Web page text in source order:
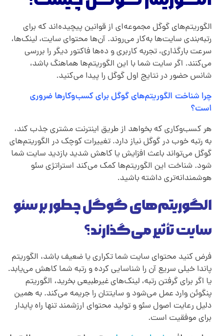
ئ
و
الگوریتم‌های گوگل مجموعه‌ای از قوانین پیچیده‌اند که برای
رتبه‌بندی سایت‌ها به‌کار می‌روند. آن‌ها محتوای سایت، لینک‌ها،
سرعت بارگذاری، تجربه کاربری و ده‌ها فاکتور دیگر را بررسی
می‌کنند. اگر سایت شما با این الگوریتم‌ها هماهنگ باشد،
شانس حضور در نتایج اول گوگل را پیدا می‌کنید.
چرا شناخت الگوریتم‌های گوگل برای کسب‌وکارها ضروری
است؟
هر کسب‌وکاری که بخواهد از طریق اینترنت مشتری جذب کند،
به رتبه خوب در گوگل نیاز دارد. تغییرات کوچک در الگوریتم‌های
گوگل می‌تواند باعث افزایش یا کاهش شدید بازدید سایت شما
شود. شناخت این الگوریتم‌ها کمک می‌کند استراتژی سئو
هوشمندانه‌تری داشته باشید.
الگوریتم‌های گوگل چطور بر سئو
سایت تأثیر می‌گذارند؟
فرض کنید محتوای سایت شما تکراری یا ضعیف باشد، الگوریتم
پاندا خیلی سریع آن را شناسایی کرده و رتبه شما کاهش می‌یابد.
یا اگر برای گرفتن رتبه، لینک‌های غیرطبیعی بخرید، الگوریتم
پنگوئن وارد عمل می‌شود و سایتتان را جریمه می‌کند. به همین
دلیل رعایت اصول سئو و تولید محتوای ارزشمند تنها راه پایدار
برای موفقیت است.